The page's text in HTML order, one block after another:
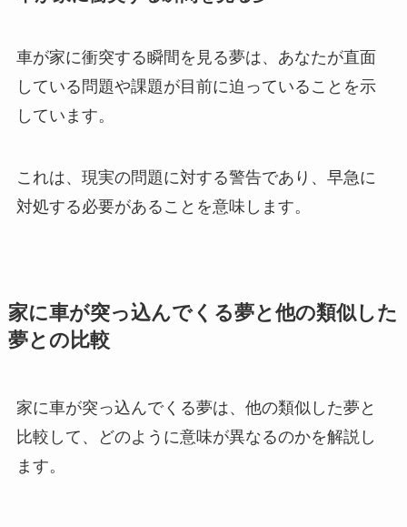
車が家に衝突する瞬間を見る夢は、あなたが直面
している問題や課題が目前に迫っていることを示
しています。
これは、現実の問題に対する警告であり、早急に
対処する必要があることを意味します。
家に車が突っ込んでくる夢と他の類似した
夢との比較
家に車が突っ込んでくる夢は、他の類似した夢と
比較して、どのように意味が異なるのかを解説し
ます。